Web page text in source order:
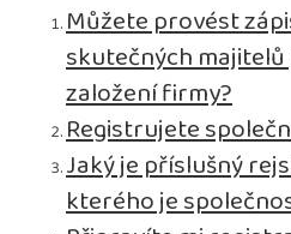
Můžete provést
skutečných
založení firmy?
Registrujete
Jaký je příslušný
kterého je